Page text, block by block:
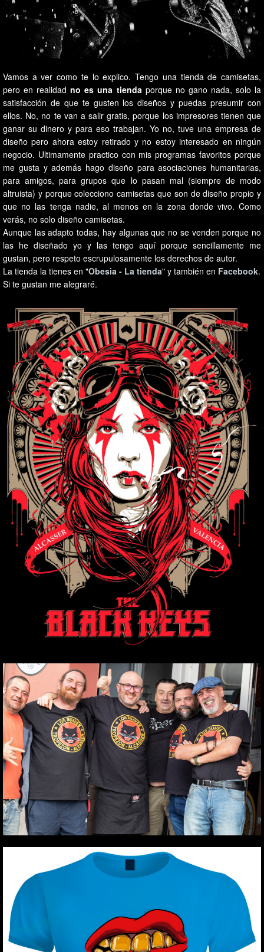
Vamos a ver como te lo explico. Tengo una tienda de camisetas,
pero en realidadno es una tienda porque no gano nada, solo la
satisfacción de que te gusten los diseños y puedas presumir con
ellos. No, no te van a salir gratis, porque los impresores tienen que
ganar su dinero y para eso trabajan. Yo no, tuve una empresa de
diseño pero ahora estoy retirado y no estoy interesado en ningún
negocio. Ultimamente practico con mis programas favoritos porque
me gusta y además hago diseño para asociaciones humanitarias,
para amigos, para grupos que lo pasan mal (siempre de modo
altruista) y porque colecciono camisetas que son de diseño propio y
que no las tenga nadie, al menos en la zona donde vivo. Como
verás, no solo diseño camisetas.
Aunque las adapto todas, hay algunas que no se venden porque no
las he diseñado yo y las tengo aquí porque sencillamente me
gustan, pero respeto escrupulosamente los derechos de autor.
La tienda la tienes en "Obesia - La tienda" y también en Facebook.
Si te gustan me alegraré.